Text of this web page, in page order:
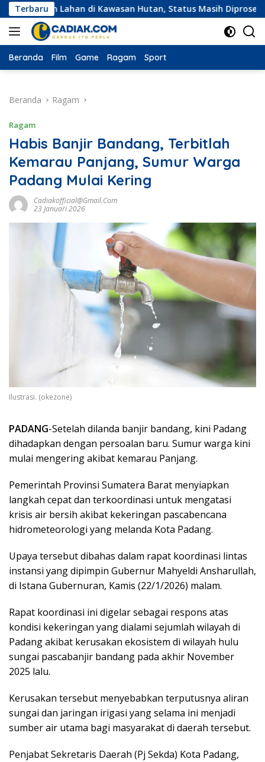
Langsung
ke
konten
Terbarudi Kawasan Hutan, Status Masih Diproses
Beranda Film Game Ragam Sport
Beranda Ragam
Ragam
Habis Banjir Bandang, Terbitlah
Kemarau Panjang, Sumur Warga
Padang Mulai Kering
Cadiakofficial@gmail.com
23 Januari 2026
Ilustrasi. (okezone)
PADANG-Setelah dilanda banjir bandang, kini Padang
dihadapkan dengan persoalan baru. Sumur warga kini
mulai mengering akibat kemarau Panjang.
Pemerintah Provinsi Sumatera Barat menyiapkan
langkah cepat dan terkoordinasi untuk mengatasi
krisis air bersih akibat kekeringan pascabencana
hidrometeorologi yang melanda Kota Padang.
Upaya tersebut dibahas dalam rapat koordinasi lintas
instansi yang dipimpin Gubernur Mahyeldi Ansharullah,
di Istana Gubernuran, Kamis (22/1/2026) malam.
Rapat koordinasi ini digelar sebagai respons atas
kondisi kekeringan yang dialami sejumlah wilayah di
Padang akibat kerusakan ekosistem di wilayah hulu
sungai pascabanjir bandang pada akhir November
2025 lalu.
Kerusakan tersebut menyebabkan terputusnya aliran
sungai dan jaringan irigasi yang selama ini menjadi
sumber air utama bagi masyarakat di daerah tersebut.
Penjabat Sekretaris Daerah (Pj Sekda) Kota Padang,